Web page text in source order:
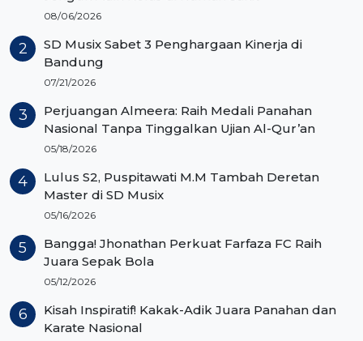
08/06/2026
SD Musix Sabet 3 Penghargaan Kinerja di
Bandung
07/21/2026
Perjuangan Almeera: Raih Medali Panahan
Nasional Tanpa Tinggalkan Ujian Al-Qur’an
05/18/2026
Lulus S2, Puspitawati M.M Tambah Deretan
Master di SD Musix
05/16/2026
Bangga! Jhonathan Perkuat Farfaza FC Raih
Juara Sepak Bola
05/12/2026
Kisah Inspiratif! Kakak-Adik Juara Panahan dan
Karate Nasional